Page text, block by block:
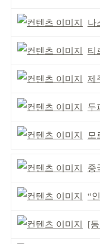
나
티
제
두
모
중
“
[동